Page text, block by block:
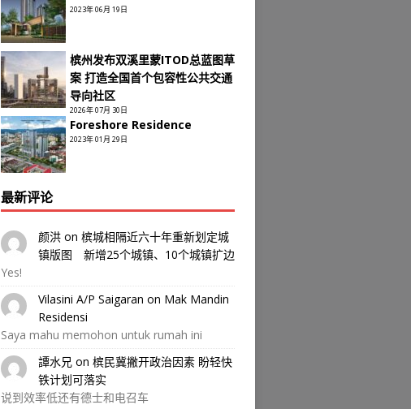
2023年 06月 19日
槟州发布双溪里蒙ITOD总蓝图草
案 打造全国首个包容性公共交通
导向社区
2026年 07月 30日
Foreshore Residence
2023年 01月 29日
最新评论
颜洪 on 槟城相隔近六十年重新划定城
镇版图 新增25个城镇、10个城镇扩边
Yes!
Vilasini A/P Saigaran on Mak Mandin
Residensi
Saya mahu memohon untuk rumah ini
譚水兄 on 槟民冀撇开政治因素 盼轻快
铁计划可落实
说到效率低还有德士和电召车